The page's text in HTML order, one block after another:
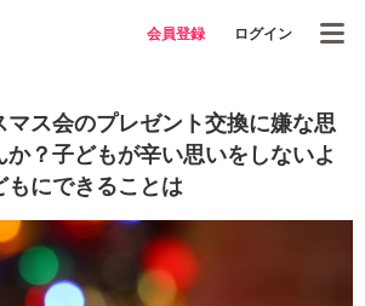
会員登録 ログイン
マス会のプレゼント交換に嫌な思
か？子どもが辛い思いをしないよ
もにできることは